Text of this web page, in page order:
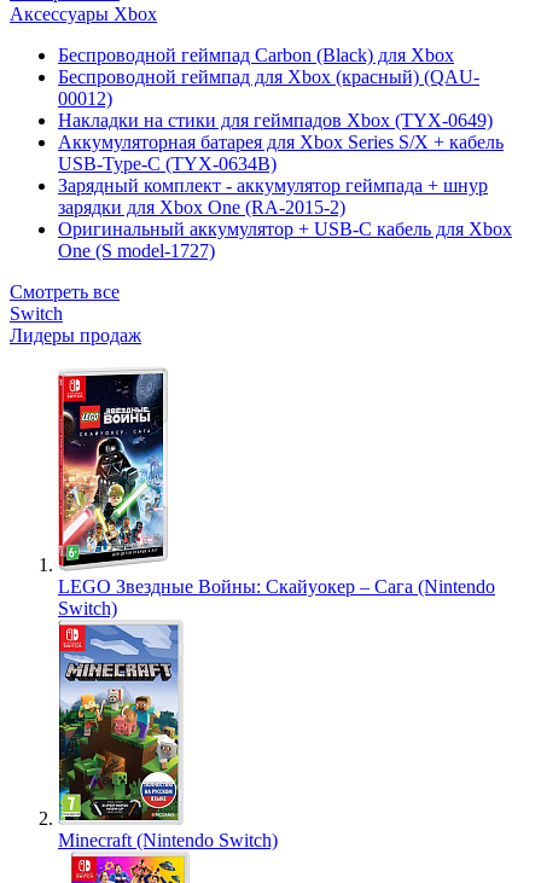
Аксессуары Xbox
Беспроводной геймпад Carbon (Black) для Xbox
Беспроводной геймпад для Xbox (красный) (QAU-
00012)
Накладки на стики для геймпадов Xbox (TYX-0649)
Аккумуляторная батарея для Xbox Series S/X + кабель
USB-Type-C (TYX-0634B)
Зарядный комплект - аккумулятор геймпада + шнур
зарядки для Xbox One (RA-2015-2)
Оригинальный аккумулятор + USB-C кабель для Xbox
One (S model-1727)
Смотреть все
Switch
Лидеры продаж
LEGO Звездные Войны: Скайуокер – Сага (Nintendo
Switch)
Minecraft (Nintendo Switch)